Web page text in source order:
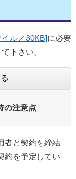
ル／30KB]に必要
下さい。
の注意点
者と契約を締結
約を予定してい